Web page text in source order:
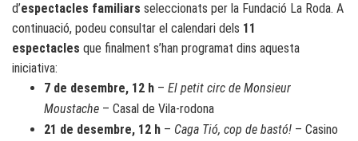
d’espectacles familiars seleccionats per la Fundació La Roda. A
continuació, podeu consultar el calendari dels 11
espectacles que finalment s’han programat dins aquesta
iniciativa:
7 de desembre, 12 h – El petit circ de Monsieur
Moustache – Casal de Vila-rodona
21 de desembre, 12 h – Caga Tió, cop de bastó! – Casino